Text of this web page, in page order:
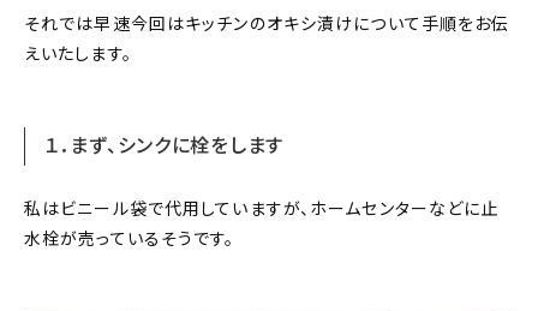
それでは早速今回はキッチンのオキシ漬けについて手順をお伝
えいたします。
１．まず、シンクに栓をします
私はビニール袋で代用していますが、ホームセンターなどに止
水栓が売っているそうです。